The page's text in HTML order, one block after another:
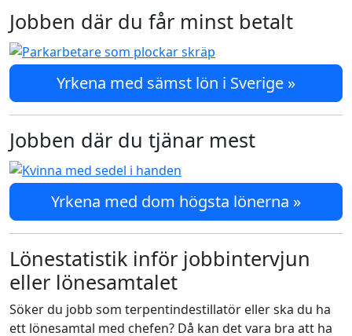
Jobben där du får minst betalt
Yrkena med sämst lön i Sverige »
Jobben där du tjänar mest
Yrkena med dom högsta lönerna »
Lönestatistik inför jobbintervjun
eller lönesamtalet
Söker du jobb som terpentindestillatör eller ska du ha
ett lönesamtal med chefen? Då kan det vara bra att ha